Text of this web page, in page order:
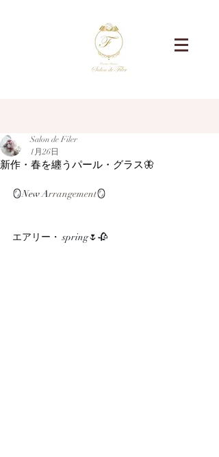
新作・春を纏うパール・グラス🦋
Salon de Filer
1月26日
🪞New Arrangement🪞
エアリー・ spring🌷🥀